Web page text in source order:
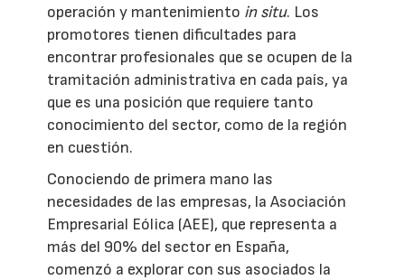
operación y mantenimiento in situ. Los
promotores tienen dificultades para
encontrar profesionales que se ocupen de la
tramitación administrativa en cada país, ya
que es una posición que requiere tanto
conocimiento del sector, como de la región
en cuestión.
Conociendo de primera mano las
necesidades de las empresas, la Asociación
Empresarial Eólica (AEE), que representa a
más del 90% del sector en España,
comenzó a explorar con sus asociados la